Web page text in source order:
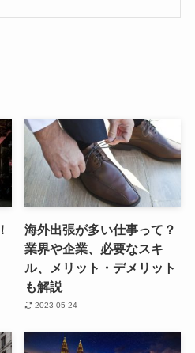
海外出張が多い仕事って？
業界や企業、必要なスキ
ル、メリット・デメリット
も解説
2023-05-24